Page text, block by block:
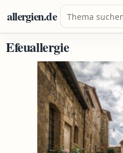
Zum Inhalt springen
allergien.de Suche nach:
Efeuallergie